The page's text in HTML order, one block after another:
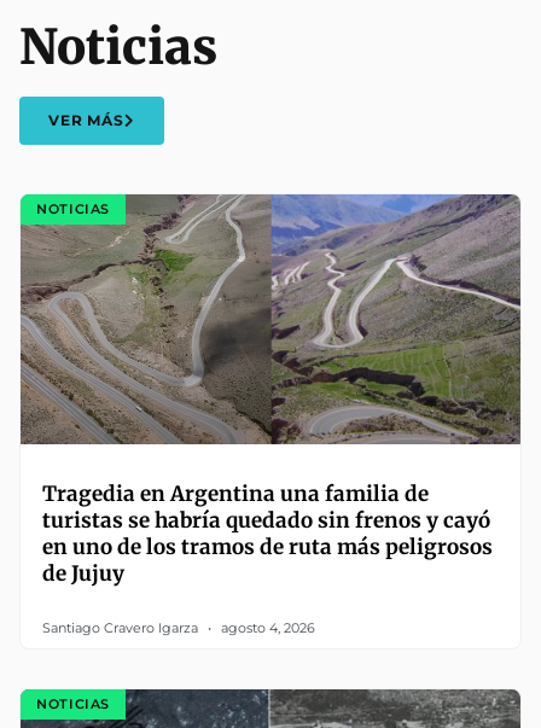
Noticias
VER MÁS
NOTICIAS
Tragedia en Argentina una familia de
turistas se habría quedado sin frenos y cayó
en uno de los tramos de ruta más peligrosos
de Jujuy
Santiago Cravero Igarza agosto 4, 2026
NOTICIAS